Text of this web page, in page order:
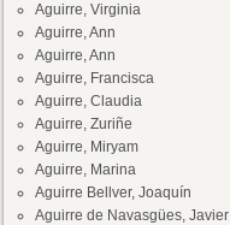
Aguirre, Virginia
Aguirre, Ann
Aguirre, Ann
Aguirre, Francisca
Aguirre, Claudia
Aguirre, Zuriñe
Aguirre, Miryam
Aguirre, Marina
Aguirre Bellver, Joaquín
Aguirre de Navasgües, Javier